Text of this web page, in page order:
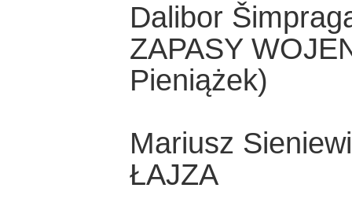
Dalibor
ZAPASY
Pieniążek)
Mariusz
ŁAJZA